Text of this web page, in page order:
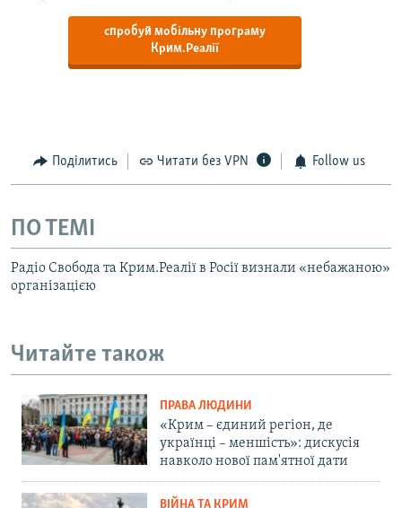
спробуй мобільну програму
Крим.Реалії
Поділитись Читати без VPN Follow us
ПО ТЕМІ
Радіо Свобода та Крим.Реалії в Росії визнали «небажаною»
організацією
Читайте також
ПРАВА ЛЮДИНИ
«Крим – єдиний регіон, де
українці – меншість»: дискусія
навколо нової пам'ятної дати
ВІЙНА ТА КРИМ